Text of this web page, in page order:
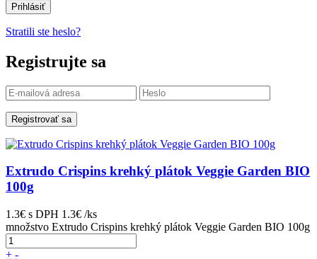
Prihlásiť
Stratili ste heslo?
Registrujte sa
Registrovať sa
Extrudo Crispins krehký plátok Veggie Garden BIO
100g
1.3€ s DPH 1.3€ /ks
množstvo Extrudo Crispins krehký plátok Veggie Garden BIO 100g
+ -